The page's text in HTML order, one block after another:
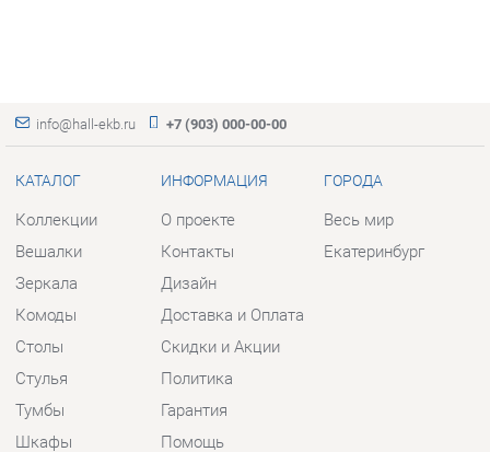
КАТАЛОГ
Зеркала
Комоды
Столы
Стулья
Тумбы
Шкафы
Комплектующие
ИНФОРМАЦИЯ
Дизайн
Доставка и Оплата
Скидки и Акции
Политика
Гарантия
Помощь